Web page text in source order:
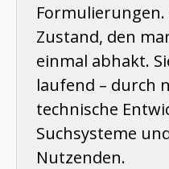
Zustand, den
einmal abhakt.
laufend – durch
technische
Suchsysteme
Nutzenden.